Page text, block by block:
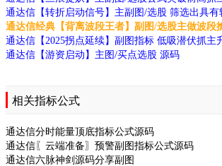
通达信经典【背离波段王者】副图/选股主做波段
通达信【2025拐点延续】副图指标 低吸潜伏抓主
通达信【游资启动】主图/买点选股 源码
相关指标公式
通达信分时能量顶底指标公式源码
通达信〖云端准备〗预警副图指标公式源码
通达信六脉神剑源码分享副图